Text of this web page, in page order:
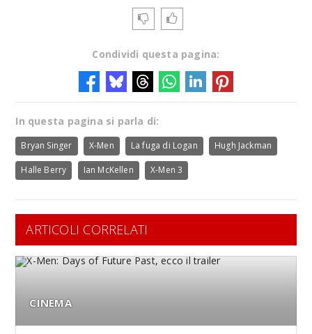
Condividi questa pagina:
In questa pagina si parla di:
Bryan Singer X-Men La fuga di Logan Hugh Jackman
Halle Berry Ian McKellen X-Men 3
ARTICOLI CORRELATI
CINEMA